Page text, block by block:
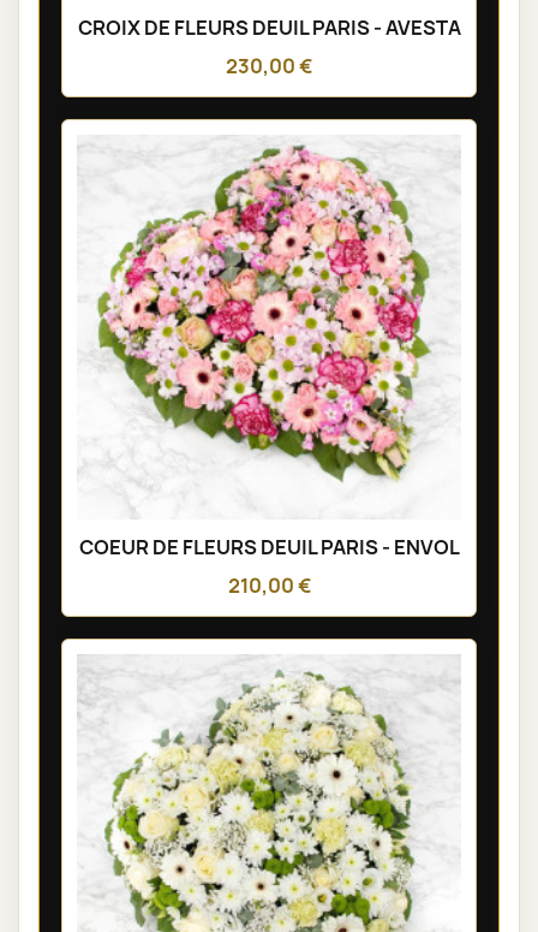
CROIX DE FLEURS DEUIL PARIS - AVESTA
230,00 €
COEUR DE FLEURS DEUIL PARIS - ENVOL
210,00 €